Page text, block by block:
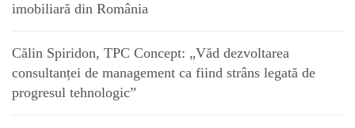
imobiliară din România
Călin Spiridon, TPC Concept: „Văd dezvoltarea
consultanței de management ca fiind strâns legată de
progresul tehnologic”